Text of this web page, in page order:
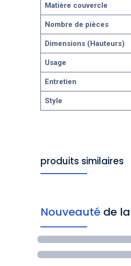
Matière couvercle
Nombre de pièces
Dimensions (Hauteurs)
Usage
Entretien
Style
produits similaires
Nouveauté de